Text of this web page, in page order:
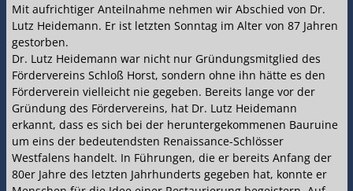
Mit aufrichtiger Anteilnahme nehmen wir Abschied von Dr.
Lutz Heidemann. Er ist letzten Sonntag im Alter von 87 Jahren
gestorben.
Dr. Lutz Heidemann war nicht nur Gründungsmitglied des
Fördervereins Schloß Horst, sondern ohne ihn hätte es den
Förderverein vielleicht nie gegeben. Bereits lange vor der
Gründung des Fördervereins, hat Dr. Lutz Heidemann
erkannt, dass es sich bei der heruntergekommenen Bauruine
um eins der bedeutendsten Renaissance-Schlösser
Westfalens handelt. In Führungen, die er bereits Anfang der
80er Jahre des letzten Jahrhunderts gegeben hat, konnte er